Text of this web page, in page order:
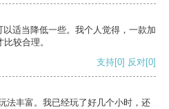
适当降低一些。我个人觉得，一款加
较合理。
支持[0] 反对[0]
法丰富。我已经玩了好几个小时，还